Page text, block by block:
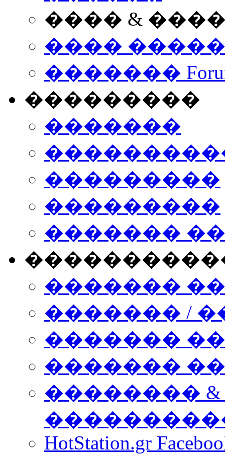
���� &
����
�������
���������
�������
���������
���������
�������
�������
������� /
�������
������� ���
��������
HotStation.gr